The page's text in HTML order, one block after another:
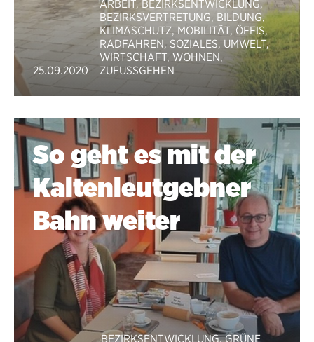
25.09.2020
ARBEIT, BEZIRKSENTWICKLUNG,
BEZIRKSVERTRETUNG, BILDUNG,
KLIMASCHUTZ, MOBILITÄT,ÖFFIS,
RADFAHREN, SOZIALES, UMWELT,
WIRTSCHAFT, WOHNEN,
ZUFUSSGEHEN
So geht es mit der
Kaltenleutgebner
Bahn weiter
BEZIRKSENTWICKLUNG,GRÜNE